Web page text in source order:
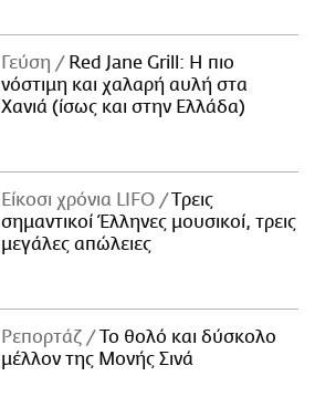
Γεύση
Red Jane Grill: Η πιο
νόστιμη και χαλαρή αυλή στα
Χανιά (ίσως και στην Ελλάδα)
Είκοσι χρόνια LIFO
Tρεις
σημαντικοί Έλληνες μουσικοί, τρεις
μεγάλες απώλειες
Ρεπορτάζ
Το θολό και δύσκολο
μέλλον της Μονής Σινά